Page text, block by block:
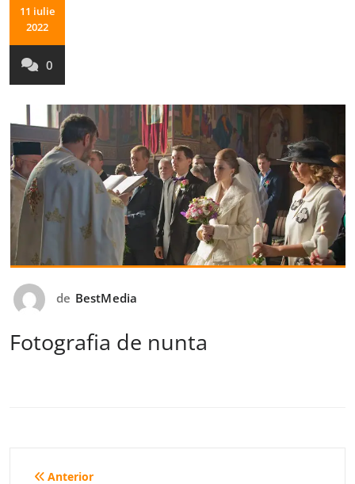
11 iulie
2022
0
de BestMedia
Fotografia de nunta
Anterior